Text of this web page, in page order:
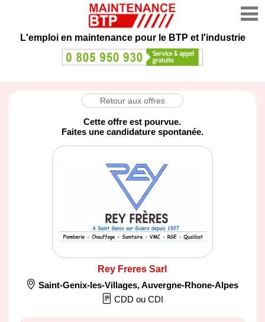
L'emploi en maintenance pour le BTP et l'industrie
Retour aux offres
Cette offre est pourvue.
Faites une candidature spontanée.
Rey Freres Sarl
Saint-Genix-les-Villages,Auvergne-Rhone-Alpes
CDD ou CDI